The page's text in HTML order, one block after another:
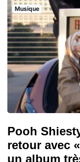
Musique
Pooh
retour avec
un album